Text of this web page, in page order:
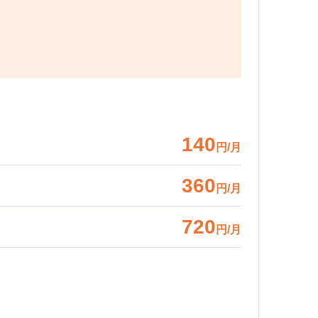
140 円/月
360 円/月
720 円/月